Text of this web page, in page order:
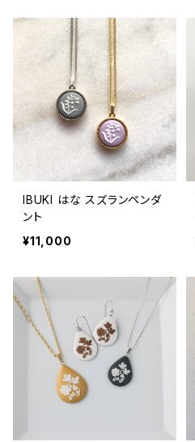
IBUKI はな スズランペンダ
ント
¥11,000